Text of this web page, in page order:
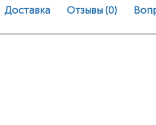
Доставка Отзывы (0)